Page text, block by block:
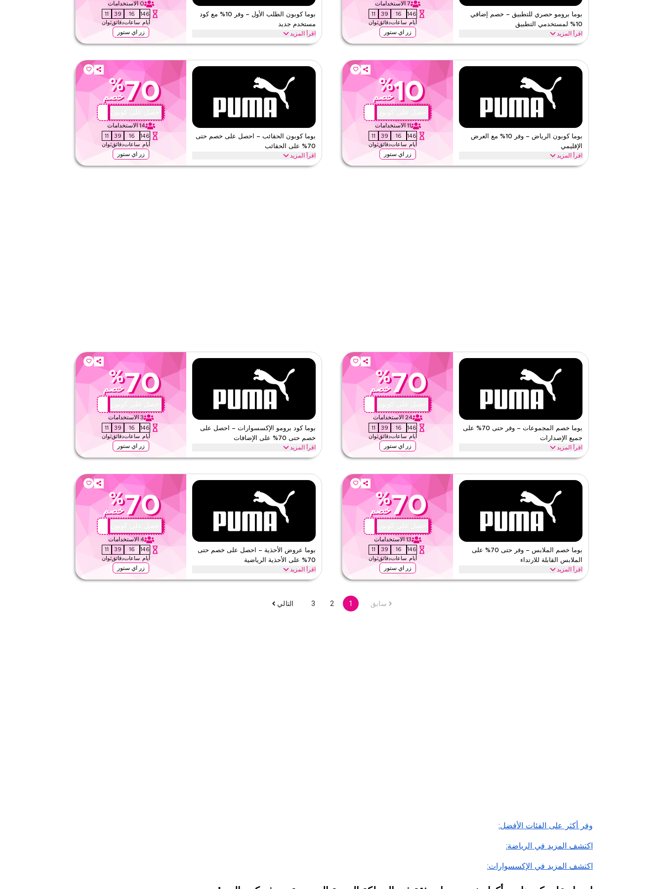
قيّمنا قيّمنا
بوما برومو حصري للتطبيق – خصم إضافي
10% لمستخدمي التطبيق
اقرأ المزيد
7 الاستخدامات
146
أيام
16
ساعات
39
دقائق
10
ثوان
زر اي ستور
احصل على خصم إضافي 10% عند التسوق عبر تطبيق بوما. حمّل الآن وطبّق هذا كود برومو للحصول
بوما
الحد الأدنى للطلب
ويب/تطبيق
على مستوى الموقع
قيّمنا
بوما كوبون الطلب الأول – وفر 10% مع كود
مستخدم جديد
اقرأ المزيد
0 الاستخدامات
146
أيام
16
ساعات
39
دقائق
10
ثوان
زر اي ستور
احصل على خصم 10% على طلبك الأول مع هذا بوما كود كوبون الحصري. يمكن للعملاء الجدد استبداله
بوما
الحد الأدنى للطلب
ويب/تطبيق
على مستوى الموقع
قيّمنا
بوما كوبون الرياض – وفر 10% مع العرض
الإقليمي
اقرأ المزيد
10
%
خصم
11 الاستخدامات
146
أيام
16
ساعات
39
دقائق
10
ثوان
زر اي ستور
وفر 10% على طلبك من بوما مع هذا كود برومو الإقليمي. طبّق عند الدفع لتحصل على توفيرات فورية
بوما كوبون الحقائب – احصل على خصم حتى
70% على الحقائب
اقرأ المزيد
70
%
خصم
14 الاستخدامات
146
أيام
16
ساعات
39
دقائق
10
ثوان
زر اي ستور
احصل على خصم حتى 70% مع هذا بوما كود كوبون على جميع الحقائب، بما في ذلك الحقائب الخلفية،
بوما خصم المجموعات – وفر حتى 70% على
جميع الإصدارات
اقرأ المزيد
70
%
خصم
24 الاستخدامات
146
أيام
16
ساعات
39
دقائق
10
ثوان
زر اي ستور
وفر حتى 70% مع هذا بوما خصم الموثوق على أهم التعاونات، بما في ذلك بوكيمون × بوما، بوما ×
بوما
الحد الأدنى للطلب
ويب/تطبيق
على مستوى الموقع
قيّمنا
بوما كود برومو الإكسسوارات – احصل على
خصم حتى 70% على الإضافات
اقرأ المزيد
70
%
خصم
3 الاستخدامات
146
أيام
16
ساعات
39
دقائق
10
ثوان
زر اي ستور
افتح خصم حتى 70% مع هذا بوما كود برومو على الإكسسوارات، بما في ذلك النظارات، الإكسسوارات
بوما
الحد الأدنى للطلب
ويب/تطبيق
على مستوى الموقع
قيّمنا
بوما خصم الملابس – وفر حتى 70% على
الملابس القابلة للارتداء
اقرأ المزيد
70
%
خصم
13 الاستخدامات
146
أيام
16
ساعات
39
دقائق
10
ثوان
زر اي ستور
طبّق هذا بوما كود خصم لتوفير حتى 70% على الملابس. من التيشرتات إلى القمصان، القمصان
بوما عروض الأحذية – احصل على خصم حتى
70% على الأحذية الرياضية
اقرأ المزيد
70
%
خصم
4 الاستخدامات
146
أيام
16
ساعات
39
دقائق
10
ثوان
زر اي ستور
وفر حتى 70% مع هذا بوما عرض على الأحذية، بما في ذلك أحذية الجري والتدريب، الأحذية الطويلة،
بوما الأحكام والشروط
سابق 1
2
3 التالي
وفر أكثر على الفئات الأفضل:
اكتشف المزيد في الرياضة:
اكتشف المزيد في الإكسسوارات: